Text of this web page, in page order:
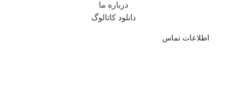
درباره ما
دانلود کاتالوگ
اطلاعات تماس